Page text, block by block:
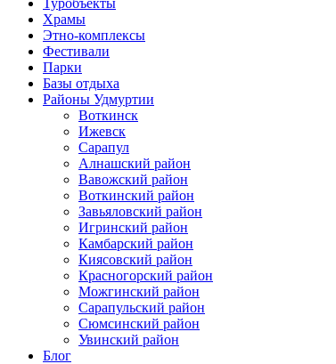
Туробъекты
Храмы
Этно-комплексы
Фестивали
Парки
Базы отдыха
Районы Удмуртии
Воткинск
Ижевск
Сарапул
Алнашский район
Вавожский район
Воткинский район
Завьяловский район
Игринский район
Камбарский район
Киясовский район
Красногорский район
Можгинский район
Сарапульский район
Сюмсинский район
Увинский район
Блог